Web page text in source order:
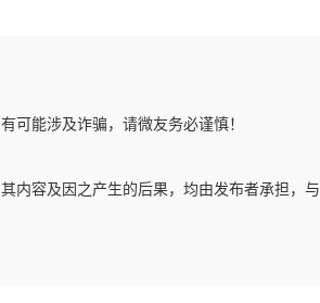
可能涉及诈骗，请微友务必谨慎！
内容及因之产生的后果，均由发布者承担，与